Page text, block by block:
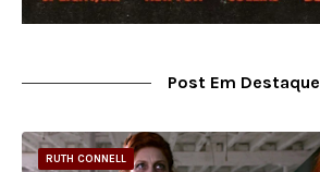
Post Em Destaque
RUTH CONNELL